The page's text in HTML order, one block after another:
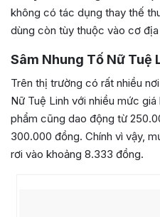
không có tác dụng thay thế
dùng còn tùy thuộc vào cơ
Sâm Nhung Tố Nữ Tuệ
Trên thị trường có rất nhiều
Nữ Tuệ Linh với nhiều mức
phẩm cũng dao động từ
300.000 đồng. Chính vì vậy,
rơi vào khoảng 8.333 đồng.